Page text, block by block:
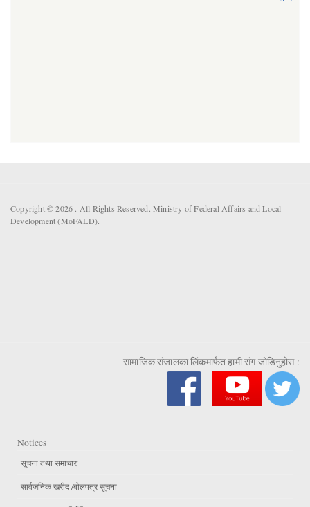
Copyright © 2026 . All Rights Reserved. Ministry of Federal Affairs and Local
Development (MoFALD).
सामाजिक संजालका लिंकमार्फत हामी संग जोडिनुहोस :
Notices
सूचना तथा समाचार
सार्वजनिक खरीद /बोलपत्र सूचना